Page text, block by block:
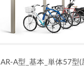
AR-A型_基本_単体57型(